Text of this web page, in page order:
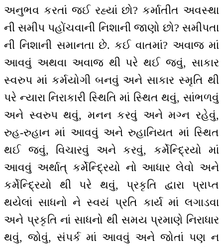
અનુભવ કરતાં જઈ રહ્યાં છો? કર્માતીત અવસ્થા
ની સમીપ પહોંચવાની નિશાની જાણો છો? સમીપતા
ની નિશાની સમાનતા છે. કઈ વાતમાં? અવાજ માં
આવવું અથવા અવાજ થી પરે થઈ જવું, સાકાર
સ્વરુપ માં કર્મયોગી બનવું અને સાકાર સ્મૃતિ થી
પરે ન્યારા નિરાકારી સ્થિતિ માં સ્થિત થવું, સાંભળવું
અને સ્વરુપ થવું, મનન કરવું અને મગ્ન રહેવું,
રુહ-રુહાન માં આવવું અને રુહાનિયત માં સ્થિત
થઈ જવું, વિચારવું અને કરવું, કર્મેન્દ્રિયો માં
આવવું અર્થાત્ કર્મેન્દ્રિયો નો આધાર લેવો અને
કર્મેન્દ્રિયો થી પરે થવું, પ્રકૃતિ દ્વારા પ્રાપ્ત
થયેલાં સાધનો ને સ્વયં પ્રતિ કાર્ય માં લગાડવા
અને પ્રકૃતિ નાં સાધનો થી સમય પ્રમાણે નિરાધાર
થવું, જોવું, સંપર્ક માં આવવું અને જોતાં પણ ન